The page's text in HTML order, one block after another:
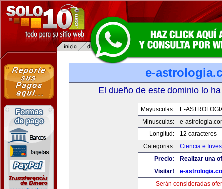
e-
El dueño de este dominio lo
Mayusculas:
E-
Minusculas:
e-
Longitud:
12 caracteres
Categorias:
Ciencia e
Precio:
Realizar una
Visitar!
e-
Serán consideradas